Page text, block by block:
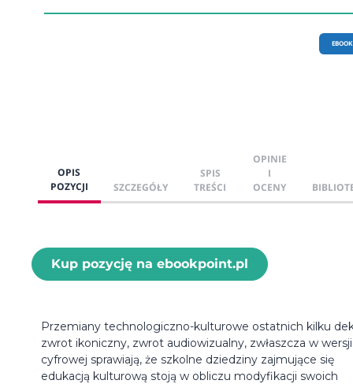
EBOOK
OPIS
POZYCJI
SZCZEGÓŁY
SPIS
TREŚCI
OPINIE
I
OCENY
Kup pozycję na ebookpoint.pl
Przemiany technologiczno-kulturowe ostatnich kilku
zwrot ikoniczny, zwrot audiowizualny, zwłaszcza w wersji
cyfrowej sprawiają, że szkolne dziedziny zajmujące się
edukacją kulturową stoją w obliczu modyfikacji swoich